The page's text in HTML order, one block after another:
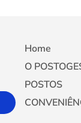
Home
O
POSTOS